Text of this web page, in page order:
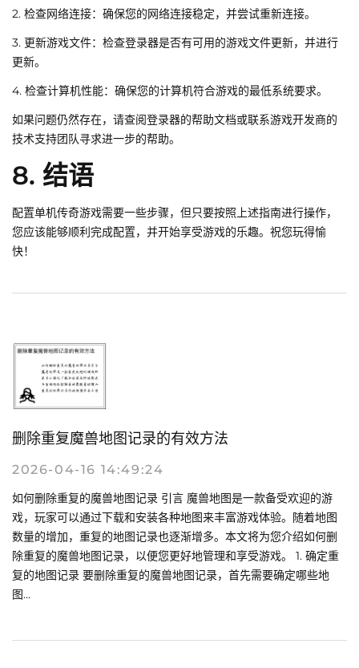
2. 检查网络连接：确保您的网络连接稳定，并尝试重新连接。
3. 更新游戏文件：检查登录器是否有可用的游戏文件更新，并进行
更新。
4. 检查计算机性能：确保您的计算机符合游戏的最低系统要求。
如果问题仍然存在，请查阅登录器的帮助文档或联系游戏开发商的
技术支持团队寻求进一步的帮助。
8. 结语
配置单机传奇游戏需要一些步骤，但只要按照上述指南进行操作，
您应该能够顺利完成配置，并开始享受游戏的乐趣。祝您玩得愉
快！
删除重复魔兽地图记录的有效方法
2026-04-16 14:49:24
如何删除重复的魔兽地图记录 引言 魔兽地图是一款备受欢迎的游
戏，玩家可以通过下载和安装各种地图来丰富游戏体验。随着地图
数量的增加，重复的地图记录也逐渐增多。本文将为您介绍如何删
除重复的魔兽地图记录，以便您更好地管理和享受游戏。 1. 确定重
复的地图记录 要删除重复的魔兽地图记录，首先需要确定哪些地
图...